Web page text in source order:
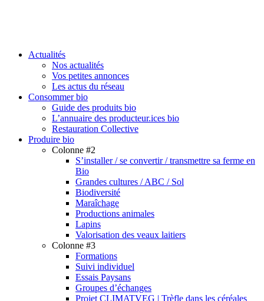
search
Menu
Actualités
Nos actualités
Vos petites annonces
Les actus du réseau
Consommer bio
Guide des produits bio
L’annuaire des producteur.ices bio
Restauration Collective
Produire bio
Colonne #2
S’installer / se convertir / transmettre sa ferme en
Bio
Grandes cultures / ABC / Sol
Biodiversité
Maraîchage
Productions animales
Lapins
Valorisation des veaux laitiers
Colonne #3
Formations
Suivi individuel
Essais Paysans
Groupes d’échanges
Projet CLIMATVEG | Trèfle dans les céréales